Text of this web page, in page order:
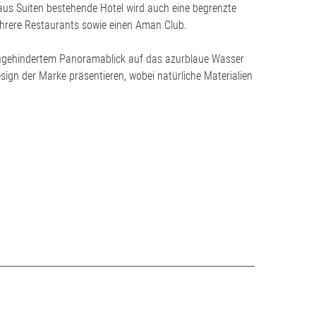
Suiten bestehende Hotel wird auch eine begrenzte
Restaurants sowie einen Aman Club.
Panoramablick auf das azurblaue Wasser
der Marke präsentieren, wobei natürliche Materialien